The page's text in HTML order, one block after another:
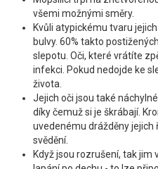
všemi možnými směry.
Kvůli atypickému tvaru
bulvy. 60% takto
slepotu. Oči, které vrátíte
infekci. Pokud nedojde ke
života.
Jejich oči jsou také
díky čemuž si je škrábají.
uvedenému drážděny jejich
svědění.
Když jsou rozrušení, tak jim